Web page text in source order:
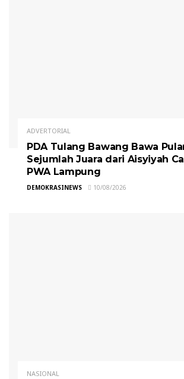
ADVERTORIAL
PDA Tulang Bawang Bawa
Sejumlah Juara dari Aisyiyah
PWA Lampung
DEMOKRASINEWS 10/08/2026
NASIONAL